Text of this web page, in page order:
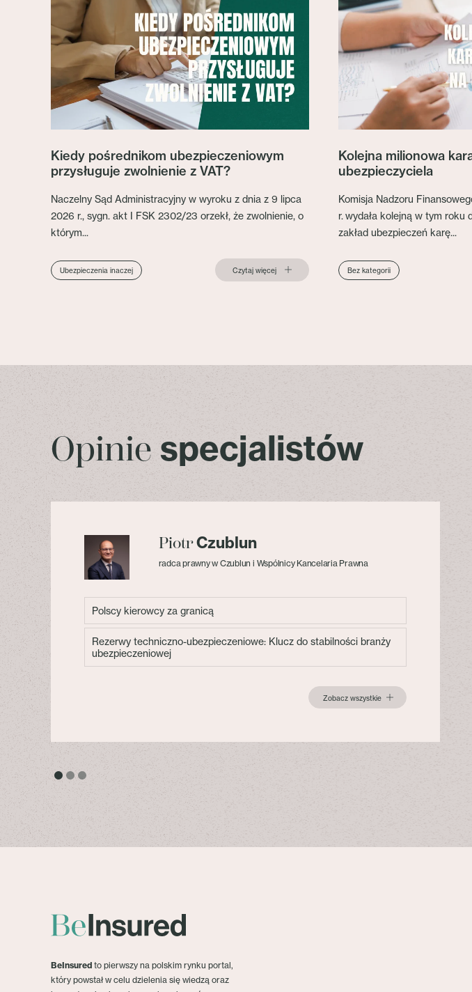
Kiedy pośrednikom ubezpieczeniowym
przysługuje zwolnienie z VAT?
Naczelny Sąd Administracyjny w wyroku z dnia z 9 lipca
2026 r., sygn. akt I FSK 2302/23 orzekł, że zwolnienie, o
którym...
Ubezpieczenia inaczej Czytaj więcej
Kolejna milionowa
ubezpieczyciela
Komisja Nadzoru
r. wydała kolejną w tym roku
zakład ubezpieczeń karę...
Bez kategorii
Opinie specjalistów
PiotrCzublun
radca prawny w Czublun i Wspólnicy Kancelaria Prawna
Polscy kierowcy za granicą
Rezerwy techniczno-ubezpieczeniowe: Klucz do stabilności branży
ubezpieczeniowej
Zobacz wszystkie
BeInsured to pierwszy na polskim rynku portal,
który powstał w celu dzielenia się wiedzą oraz